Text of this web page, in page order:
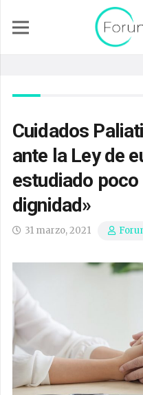
Cuidados
ante la Ley de
estudiado
dignidad»
31 marzo, 2021